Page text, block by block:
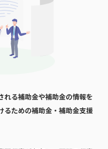
れる補助金や補助金の情報を
るための補助金・補助金支援